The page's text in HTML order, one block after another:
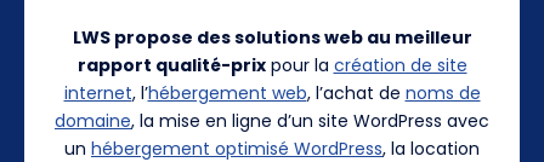
LWS propose des solutions web au meilleur
rapport qualité-prixpour la création de site
internet, l’hébergement web, l’achat de noms de
domaine, la mise en ligne d’un site WordPress avec
un hébergement optimisé WordPress, la location